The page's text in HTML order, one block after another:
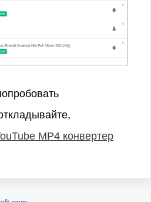
MP4 конвертер